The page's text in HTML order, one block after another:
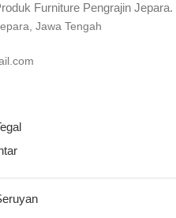
Furniture Pengrajin Jepara.
Jawa Tengah